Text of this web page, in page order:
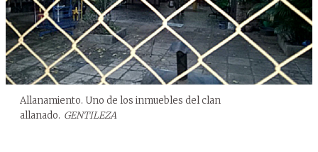
Allanamiento. Uno de los inmuebles del clan
allanado. GENTILEZA